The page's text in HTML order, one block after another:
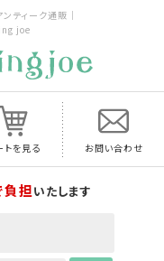
ティーク通販｜
joe
トを見る お問い合わせ
担いたします